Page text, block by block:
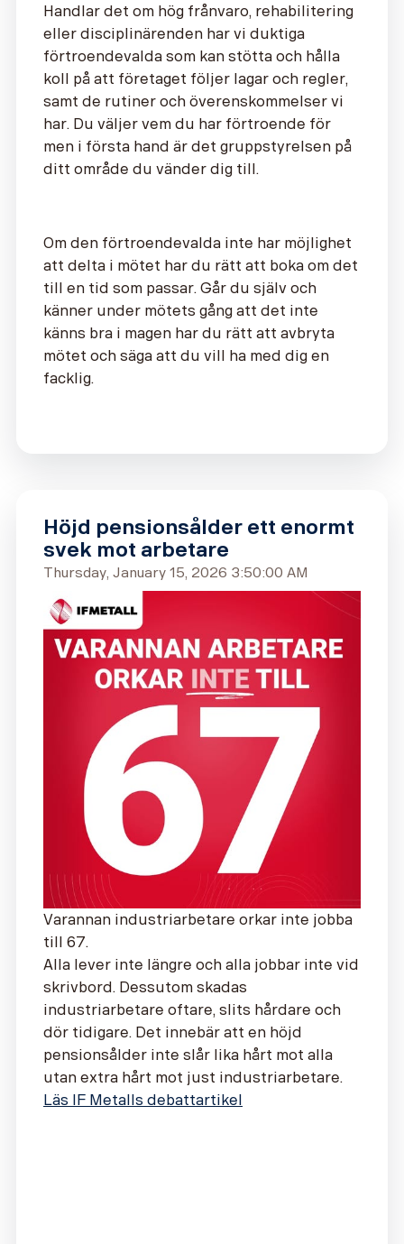
Handlar det om hög frånvaro, rehabilitering
eller disciplinärenden har vi duktiga
förtroendevalda som kan stötta och hålla
koll på att företaget följer lagar och regler,
samt de rutiner och överenskommelser vi
har. Du väljer vem du har förtroende för
men i första hand är det gruppstyrelsen på
ditt område du vänder dig till.
Om den förtroendevalda inte har möjlighet
att delta i mötet har du rätt att boka om det
till en tid som passar. Går du själv och
känner under mötets gång att det inte
känns bra i magen har du rätt att avbryta
mötet och säga att du vill ha med dig en
facklig.
Höjd pensionsålder ett enormt
svek mot arbetare
Thursday, January 15, 2026 3:50:00 AM
Varannan industriarbetare orkar inte jobba
till 67.
Alla lever inte längre och alla jobbar inte vid
skrivbord. Dessutom skadas
industriarbetare oftare, slits hårdare och
dör tidigare. Det innebär att en höjd
pensionsålder inte slår lika hårt mot alla
utan extra hårt mot just industriarbetare.
Läs IF Metalls debattartikel